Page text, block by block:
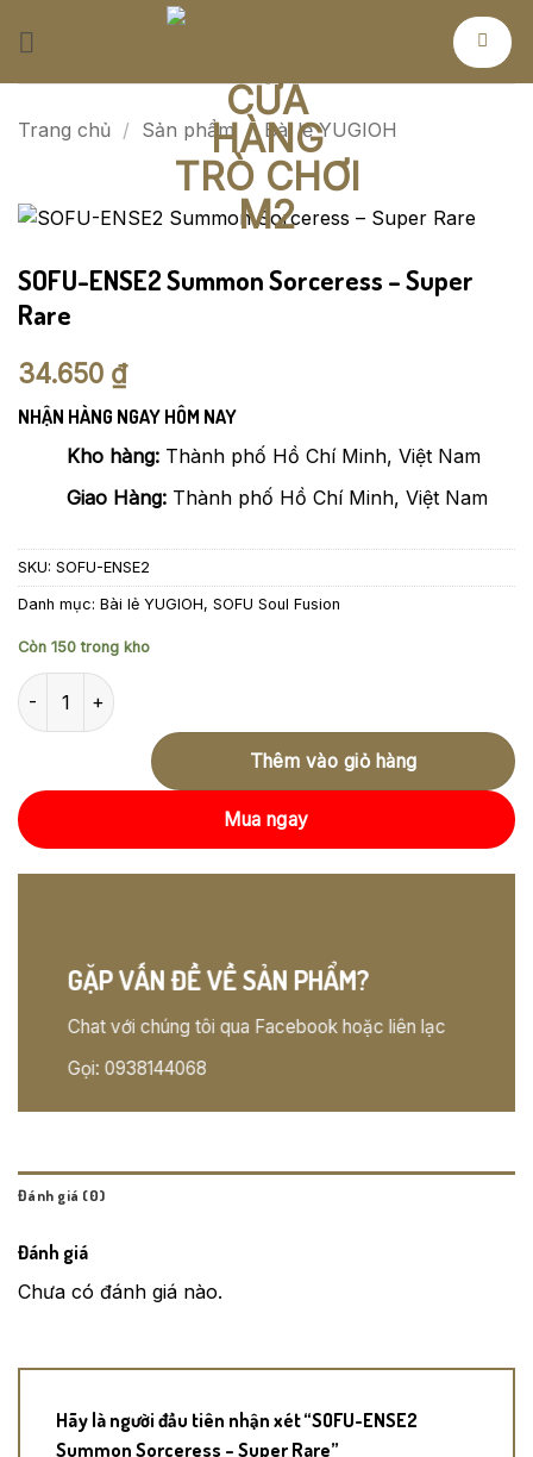
Trang chủ / Sản phẩm / Bài lẻ YUGIOH
SOFU-ENSE2 Summon Sorceress – Super
Rare
34.650 ₫
NHẬN HÀNG NGAY HÔM NAY
Kho hàng: Thành phố Hồ Chí Minh, Việt Nam
Giao Hàng: Thành phố Hồ Chí Minh, Việt Nam
SKU: SOFU-ENSE2
Danh mục: Bài lẻ YUGIOH, SOFU Soul Fusion
Còn 150 trong kho
SOFU-ENSE2 Summon Sorceress – Super Rare số lượng
Thêm vào giỏ hàng
Mua ngay
GẶP VẤN ĐỀ VỀ SẢN PHẨM?
Chat với chúng tôi qua Facebook hoặc liên lạc
Gọi: 0938144068
Đánh giá (0)
Đánh giá
Chưa có đánh giá nào.
Hãy là người đầu tiên nhận xét “SOFU-ENSE2
Summon Sorceress – Super Rare”